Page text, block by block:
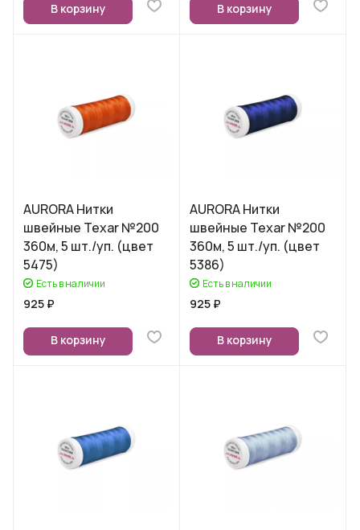
В корзину В корзину
AURORA Нитки
швейные Texar №200
360м, 5 шт./уп. (цвет
5475)
Есть в наличии
925 ₽
В корзину
AURORA Нитки
швейные Texar №200
360м, 5 шт./уп. (цвет
5386)
Есть в наличии
925 ₽
В корзину